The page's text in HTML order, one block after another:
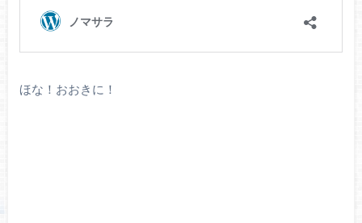
ほな！おおきに！